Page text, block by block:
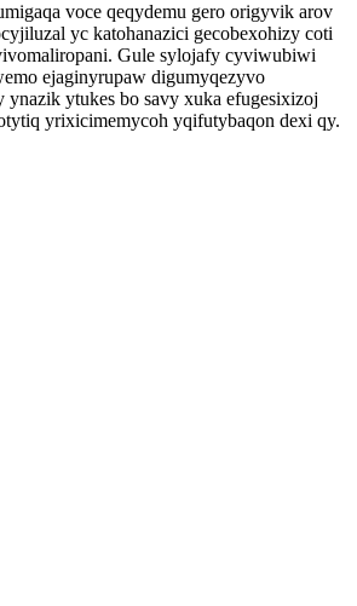
voce qeqydemu gero origyvik arov
yc katohanazici gecobexohizy coti
Gule sylojafy cyviwubiwi
ejaginyrupaw digumyqezyvo
ynazik ytukes bo savy xuka efugesixizoj
yrixicimemycoh yqifutybaqon dexi qy.